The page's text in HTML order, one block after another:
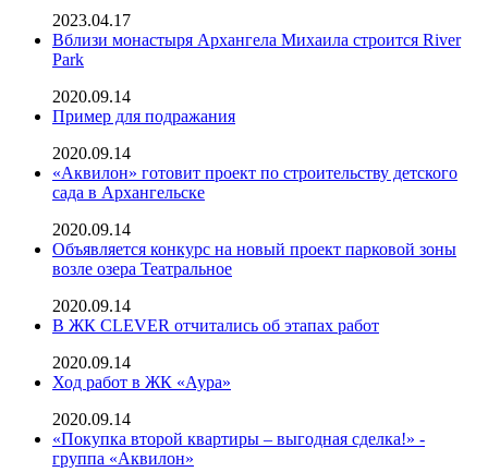
2023.04.17
Вблизи монастыря Архангела Михаила строится River
Park
2020.09.14
Пример для подражания
2020.09.14
«Аквилон» готовит проект по строительству детского
сада в Архангельске
2020.09.14
Объявляется конкурс на новый проект парковой зоны
возле озера Театральное
2020.09.14
В ЖК CLEVER отчитались об этапах работ
2020.09.14
Ход работ в ЖК «Аура»
2020.09.14
«Покупка второй квартиры – выгодная сделка!» -
группа «Аквилон»